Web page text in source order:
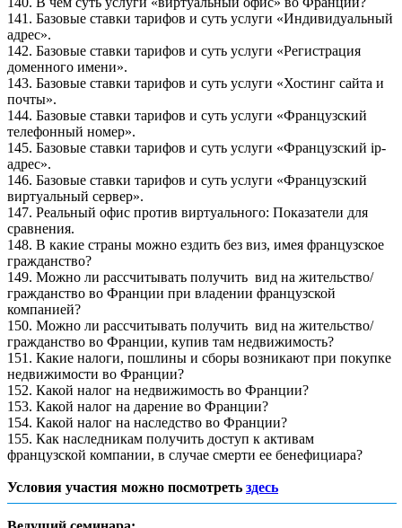
141. Базовые ставки тарифов и суть услуги «Индивидуальный
адрес».
142. Базовые ставки тарифов и суть услуги «Регистрация
доменного имени».
143. Базовые ставки тарифов и суть услуги «Хостинг сайта и
почты».
144. Базовые ставки тарифов и суть услуги «Французский
телефонный номер».
145. Базовые ставки тарифов и суть услуги «Французский ip-
адрес».
146. Базовые ставки тарифов и суть услуги «Французский
виртуальный сервер».
147. Реальный офис против виртуального: Показатели для
сравнения.
148. В какие страны можно ездить без виз, имея французское
гражданство?
149. Можно ли рассчитывать получить вид на жительство/
гражданство во Франции при владении французской
компанией?
150. Можно ли рассчитывать получить вид на жительство/
гражданство во Франции, купив там недвижимость?
151. Какие налоги, пошлины и сборы возникают при покупке
недвижимости во Франции?
152. Какой налог на недвижимость во Франции?
153. Какой налог на дарение во Франции?
154. Какой налог на наследство во Франции?
155. Как наследникам получить доступ к активам
французской компании, в случае смерти ее бенефициара?
Условия участия можно посмотреть здесь